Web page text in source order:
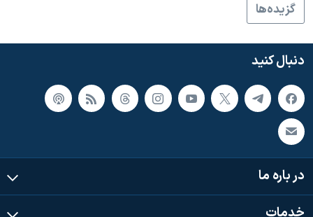
گزيده‌ها
دنبال کنید
در باره ما
خدمات